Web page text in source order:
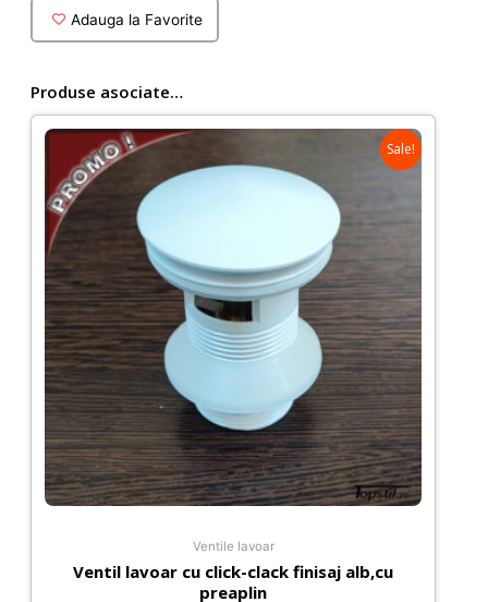
blat
Grohe
culoare
Adauga la Favorite
Produse asociate…
Sale!
Ventile lavoar
Ventil lavoar cu click-clack finisaj alb,cu
preaplin